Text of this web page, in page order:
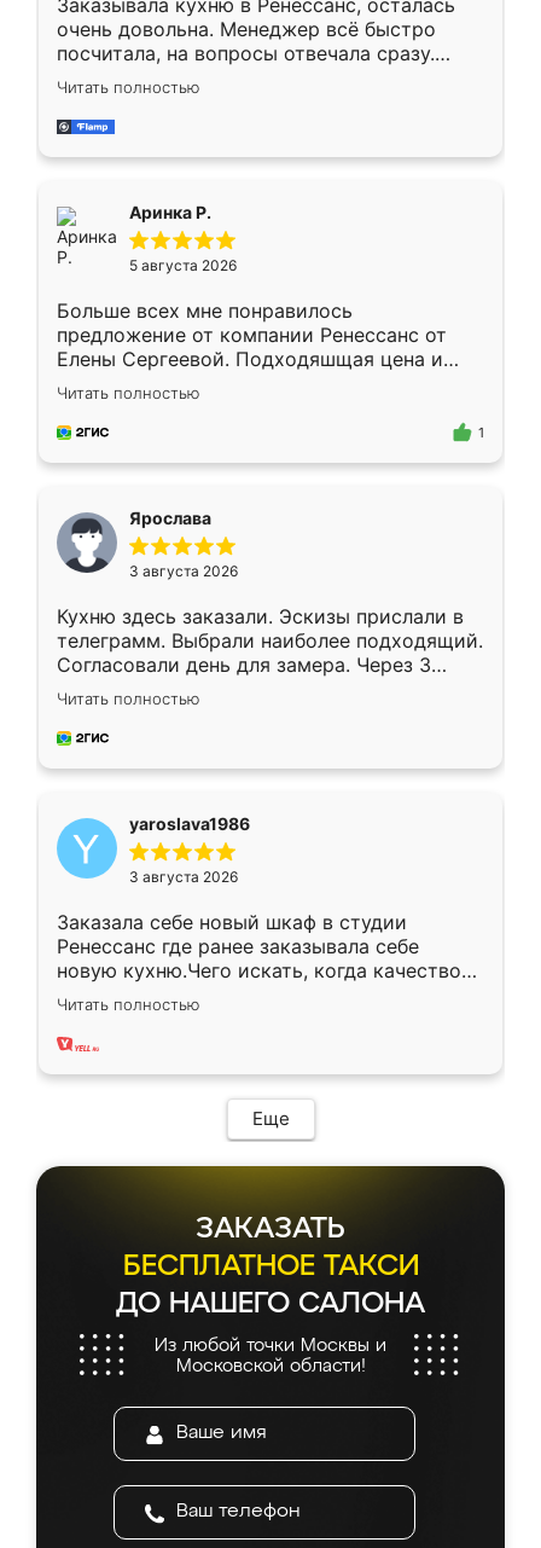
Заказывала кухню в Ренессанс, осталась
очень довольна. Менеджер всё быстро
посчитала, на вопросы отвечала сразу.
Замерщик приехал в субботу, подошёл к
делу со всей ответственностью. Собрали
за день, ребята работали аккуратно, даже
Читать полностью
Аринка Р.
5 августа 2026
Больше всех мне понравилось
предложение от компании Ренессанс от
Елены Сергеевой. Подходяшщая цена и
короткие сроки изготовления. Приехавший
для замера сотрудник Владислав
предложил по моему эскизу самый
Читать полностью
1
Ярослава
3 августа 2026
Кухню здесь заказали. Эскизы прислали в
телеграмм. Выбрали наиболее подходящий.
Согласовали день для замера. Через 3
недели кухня была уже готова. Остались
довольны работой. Спасибо Ренессанс
мебель за качественную работу!
Читать полностью
yaroslava1986
3 августа 2026
Заказала себе новый шкаф в студии
Ренессанс где ранее заказывала себе
новую кухню.Чего искать, когда качеством
вполне довольна. Служит кухня уже почти
два года, нареканий нет.
Читать полностью
Еще
ЗАКАЗАТЬ
БЕСПЛАТНОЕ ТАКСИ
ДО НАШЕГО САЛОНА
Из любой точки Москвы и
Московской области!